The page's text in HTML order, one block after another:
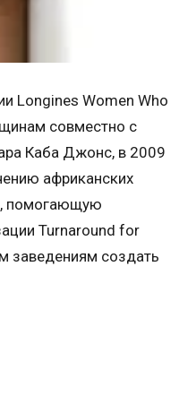
Longines Women Who
совместно с
Каба Джонс, в 2009
африканских
помогающую
Turnaround for
заведениям создать